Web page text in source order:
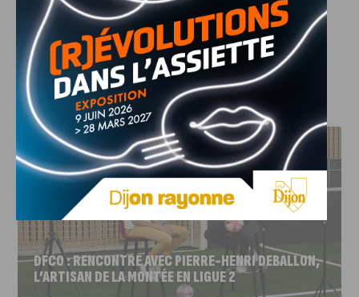
Crédit photos : DR
J'AIME LE DFCO
DFCO : RENCONTRE AVEC PIERRE-HENRI DEBALLON,
L’ARTISAN DE LA MONTÉE EN LIGUE 2